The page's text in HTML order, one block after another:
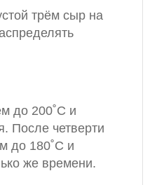
трём сыр на
до 200˚С и
После четверти
до 180˚С и
же времени.